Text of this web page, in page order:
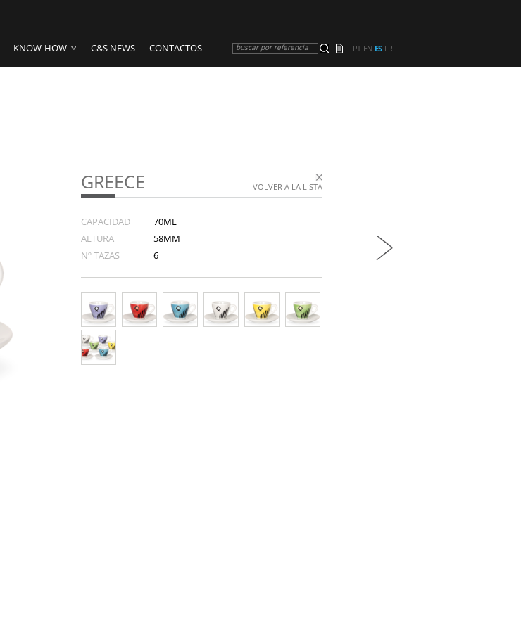
KNOW-HOW C&S NEWS CONTACTOS buscar por referencia PT EN ES FR
VOLVER A LA LISTA
GREECE
CAPACIDAD
70ML
ALTURA
58MM
Nº TAZAS
6